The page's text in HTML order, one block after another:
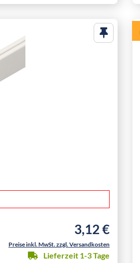
Regulärer Preis:
3,12 €
Preise inkl. MwSt. zzgl. Versandkosten
Lieferzeit 1-3 Tage